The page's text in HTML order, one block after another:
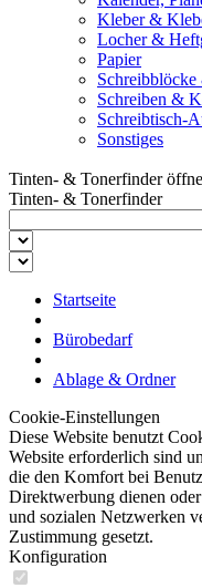
Kleber &
Locher &
Papier
Schreiben &
Schreibtisch-
Sonstiges
Tinten- & Tonerfinder
Tinten- & Tonerfinder
Startseite
Bürobedarf
Ablage & Ordner
Cookie-Einstellungen
Diese Website benutzt
Website erforderlich sind
die den Komfort bei
Direktwerbung dienen
und sozialen Netzwerken
Zustimmung gesetzt.
Konfiguration